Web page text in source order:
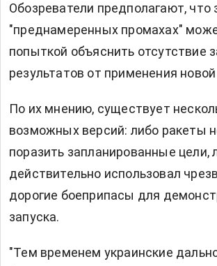
Обозреватели предполагают, что
"преднамеренных промахах"
попыткой объяснить отсутствие
результатов от применения
По их мнению, существует
возможных версий: либо ракеты
поразить запланированные цели,
действительно использовал
дорогие боеприпасы для
запуска.
"Тем временем украинские